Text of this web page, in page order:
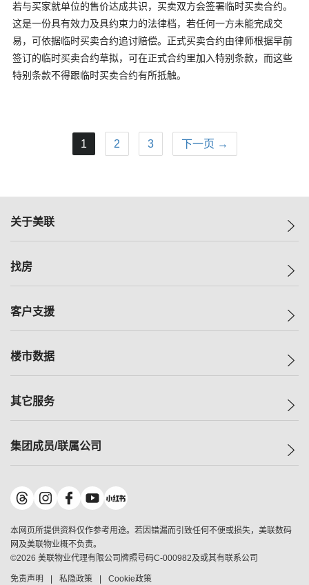
若与买家就单位的售价达成共识，买卖双方会签署临时买卖合约。
这是一份具有效力及具约束力的法律档，若任何一方未能完成交
易，可依据临时买卖合约追讨赔偿。正式买卖合约由律师根据早前
签订的临时买卖合约草拟，可在正式合约里加入特别条款，而这些
特别条款不得跟临时买卖合约有所抵触。
1 2 3 下一页 →
关于美联
美联集团
人才招募
找房
一手新房
减价
美联豪宅
独家楼盘
租房
客户支援
自助放盘
查询热线
按揭计算机
负担能力计算机
转按计算机
缴款方式
楼市数据
指数
历史成交
小区成交排行榜
地区百科
其它服务
小区专页
美联精英会
美善会
地产经纪人管理协会
申报已递交的购楼开盘
集团成员/联属公司
美联物业
鋑联控股*
美联工商铺*
美联中国
美联澳门
本网页所提供资料仅作参考用途。若因错漏而引致任何不便或损失，美联数码
网及美联物业概不负责。
©2026 美联物业代理有限公司牌照号码C-000982及或其有联系公司
免责声明 私隐政策 Cookie政策